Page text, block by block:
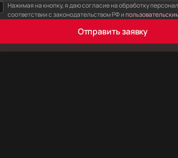
Нажимая на кнопку, я даю согласие на обработку
соответствии с законодательством РФ и
Отправить заявку